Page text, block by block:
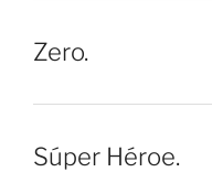
Zero.
Súper Héroe.